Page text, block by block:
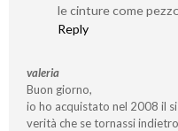
le cinture come
Reply
valeria
Buon giorno,
io ho acquistato nel 2008 il
verità che se tornassi